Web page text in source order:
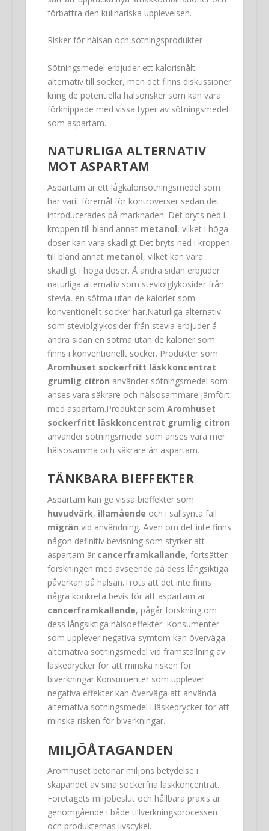
förbättra den kulinariska upplevelsen.
Risker för hälsan och sötningsprodukter
Sötningsmedel erbjuder ett kalorisnålt
alternativ till socker, men det finns diskussioner
kring de potentiella hälsorisker som kan vara
förknippade med vissa typer av sötningsmedel
som aspartam.
NATURLIGA ALTERNATIV
MOT ASPARTAM
Aspartam är ett lågkalorisötningsmedel som
har varit föremål för kontroverser sedan det
introducerades på marknaden. Det bryts ned i
kroppen till bland annat metanol, vilket i höga
doser kan vara skadligt.Det bryts ned i kroppen
till bland annat metanol, vilket kan vara
skadligt i höga doser. Å andra sidan erbjuder
naturliga alternativ som steviolglykosider från
stevia, en sötma utan de kalorier som
konventionellt socker har.Naturliga alternativ
som steviolglykosider från stevia erbjuder å
andra sidan en sötma utan de kalorier som
finns i konventionellt socker. Produkter som
Aromhuset sockerfritt läskkoncentrat
grumlig citron använder sötningsmedel som
anses vara säkrare och hälsosammare jämfört
med aspartam.Produkter som Aromhuset
sockerfritt läskkoncentrat grumlig citron
använder sötningsmedel som anses vara mer
hälsosamma och säkrare än aspartam.
TÄNKBARA BIEFFEKTER
Aspartam kan ge vissa bieffekter som
huvudvärk, illamående och i sällsynta fall
migrän vid användning. Även om det inte finns
någon definitiv bevisning som styrker att
aspartam är cancerframkallande, fortsätter
forskningen med avseende på dess långsiktiga
påverkan på hälsan.Trots att det inte finns
några konkreta bevis för att aspartam är
cancerframkallande, pågår forskning om
dess långsiktiga hälsoeffekter. Konsumenter
som upplever negativa symtom kan överväga
alternativa sötningsmedel vid framställning av
läskedrycker för att minska risken för
biverkningar.Konsumenter som upplever
negativa effekter kan överväga att använda
alternativa sötningsmedel i läskedrycker för att
minska risken för biverkningar.
MILJÖÅTAGANDEN
Aromhuset betonar miljöns betydelse i
skapandet av sina sockerfria läskkoncentrat.
Företagets miljöbeslut och hållbara praxis är
genomgående i både tillverkningsprocessen
och produkternas livscykel.